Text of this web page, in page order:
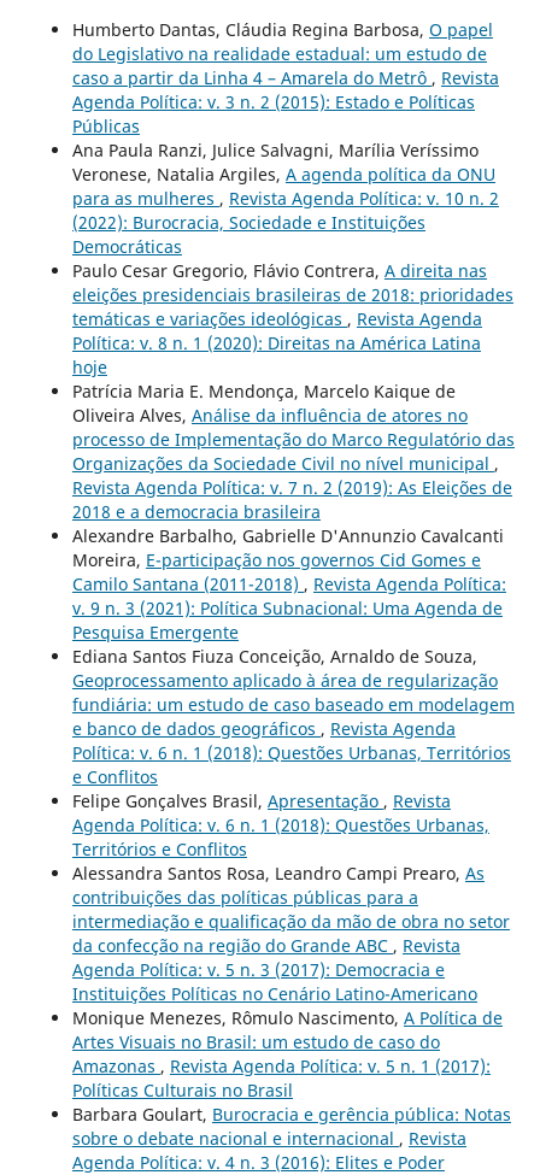
Humberto Dantas, Cláudia Regina Barbosa, O papel
do Legislativo na realidade estadual: um estudo de
caso a partir da Linha 4 – Amarela do Metrô , Revista
Agenda Política: v. 3 n. 2 (2015): Estado e Políticas
Públicas
Ana Paula Ranzi, Julice Salvagni, Marília Veríssimo
Veronese, Natalia Argiles, A agenda política da ONU
para as mulheres , Revista Agenda Política: v. 10 n. 2
(2022): Burocracia, Sociedade e Instituições
Democráticas
Paulo Cesar Gregorio, Flávio Contrera, A direita nas
eleições presidenciais brasileiras de 2018: prioridades
temáticas e variações ideológicas , Revista Agenda
Política: v. 8 n. 1 (2020): Direitas na América Latina
hoje
Patrícia Maria E. Mendonça, Marcelo Kaique de
Oliveira Alves, Análise da influência de atores no
processo de Implementação do Marco Regulatório das
Organizações da Sociedade Civil no nível municipal ,
Revista Agenda Política: v. 7 n. 2 (2019): As Eleições de
2018 e a democracia brasileira
Alexandre Barbalho, Gabrielle D'Annunzio Cavalcanti
Moreira, E-participação nos governos Cid Gomes e
Camilo Santana (2011-2018) , Revista Agenda Política:
v. 9 n. 3 (2021): Política Subnacional: Uma Agenda de
Pesquisa Emergente
Ediana Santos Fiuza Conceição, Arnaldo de Souza,
Geoprocessamento aplicado à área de regularização
fundiária: um estudo de caso baseado em modelagem
e banco de dados geográficos , Revista Agenda
Política: v. 6 n. 1 (2018): Questões Urbanas, Territórios
e Conflitos
Felipe Gonçalves Brasil, Apresentação , Revista
Agenda Política: v. 6 n. 1 (2018): Questões Urbanas,
Territórios e Conflitos
Alessandra Santos Rosa, Leandro Campi Prearo, As
contribuições das políticas públicas para a
intermediação e qualificação da mão de obra no setor
da confecção na região do Grande ABC , Revista
Agenda Política: v. 5 n. 3 (2017): Democracia e
Instituições Políticas no Cenário Latino-Americano
Monique Menezes, Rômulo Nascimento, A Política de
Artes Visuais no Brasil: um estudo de caso do
Amazonas , Revista Agenda Política: v. 5 n. 1 (2017):
Políticas Culturais no Brasil
Barbara Goulart, Burocracia e gerência pública: Notas
sobre o debate nacional e internacional , Revista
Agenda Política: v. 4 n. 3 (2016): Elites e Poder